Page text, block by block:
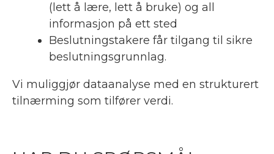
(lett å lære, lett å bruke) og all
informasjon på ett sted
Beslutningstakere får tilgang til sikre
beslutningsgrunnlag.
Vi muliggjør dataanalyse med en strukturert
tilnærming som tilfører verdi.